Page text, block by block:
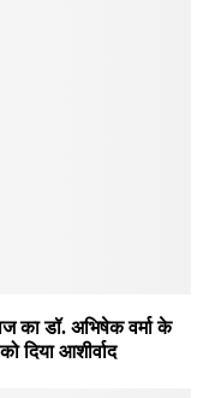
का डॉ. अभिषेक वर्मा के
दिया आशीर्वाद